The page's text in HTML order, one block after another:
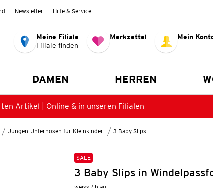
Newsletter Hilfe & Service
Meine Filiale
Filiale finden
Merkzettel Mein
DAMEN HERREN
Artikel | Online & in unseren Filialen
Jungen-Unterhosen für Kleinkinder 3 Baby Slips
SALE
3 Baby Slips in